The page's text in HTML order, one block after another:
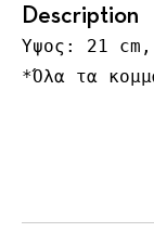
Description
Ύψος: 21
*Όλα τα